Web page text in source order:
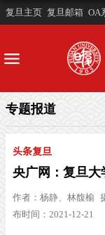
复旦主页 复旦邮箱 OA
专题报道
头条复旦
央广网：复旦大
作者： 杨静、林馥榆
布时间：2021-12-21